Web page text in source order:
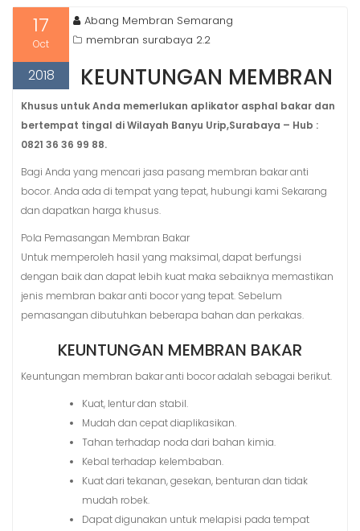
17
Oct
2018
Abang Membran Semarang
membran surabaya 2.2
KEUNTUNGAN MEMBRAN
Khusus untuk Anda memerlukan aplikator asphal bakar dan
bertempat tingal di Wilayah Banyu Urip,Surabaya – Hub :
0821 36 36 99 88.
Bagi Anda yang mencari jasa pasang membran bakar anti
bocor. Anda ada di tempat yang tepat, hubungi kami Sekarang
dan dapatkan harga khusus.
Pola Pemasangan Membran Bakar
Untuk memperoleh hasil yang maksimal, dapat berfungsi
dengan baik dan dapat lebih kuat maka sebaiknya memastikan
jenis membran bakar anti bocor yang tepat. Sebelum
pemasangan dibutuhkan beberapa bahan dan perkakas.
KEUNTUNGAN MEMBRAN BAKAR
Keuntungan membran bakar anti bocor adalah sebagai berikut.
Kuat, lentur dan stabil.
Mudah dan cepat diaplikasikan.
Tahan terhadap noda dari bahan kimia.
Kebal terhadap kelembaban.
Kuat dari tekanan, gesekan, benturan dan tidak
mudah robek.
Dapat digunakan untuk melapisi pada tempat